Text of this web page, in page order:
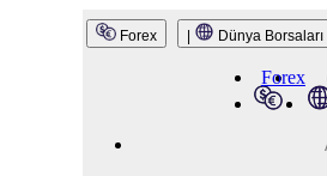
QNB Invest
Forex Dünya Borsaları
Forex